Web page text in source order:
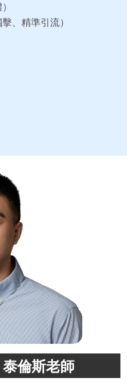
、精準引流）
倫斯老師